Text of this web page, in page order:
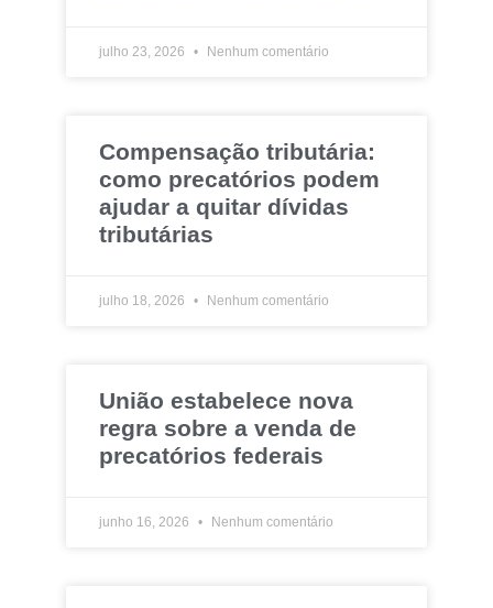
julho 23, 2026 Nenhum comentário
Compensação tributária:
como precatórios podem
ajudar a quitar dívidas
tributárias
julho 18, 2026 Nenhum comentário
União estabelece nova
regra sobre a venda de
precatórios federais
junho 16, 2026 Nenhum comentário